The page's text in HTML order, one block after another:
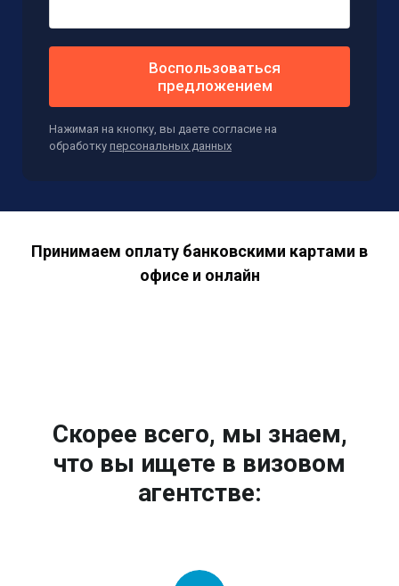
Воспользоваться
предложением
Нажимая на кнопку, вы даете согласие на
обработку персональных данных
Принимаем оплату банковскими картами в
офисе и онлайн
Скорее всего, мы знаем,
что вы ищете в визовом
агентстве: